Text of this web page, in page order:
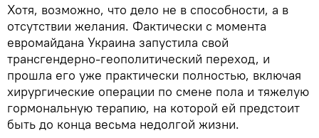
Хотя, возможно, что дело не в способности, а в
отсутствии желания. Фактически с момента
евромайдана Украина запустила свой
трансгендерно-геополитический переход, и
прошла его уже практически полностью, включая
хирургические операции по смене пола и тяжелую
гормональную терапию, на которой ей предстоит
быть до конца весьма недолгой жизни.